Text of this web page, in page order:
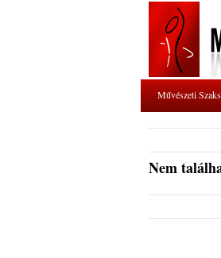
Művészeti
Nem